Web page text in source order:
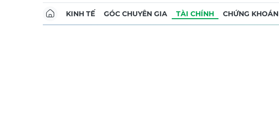
KINH TẾ GÓC CHUYÊN GIA TÀI CHÍNH CHỨNG KHOÁN